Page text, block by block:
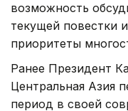
возможность
текущей повестки
приоритеты
Ранее Президент
Центральная Азия
период в своей